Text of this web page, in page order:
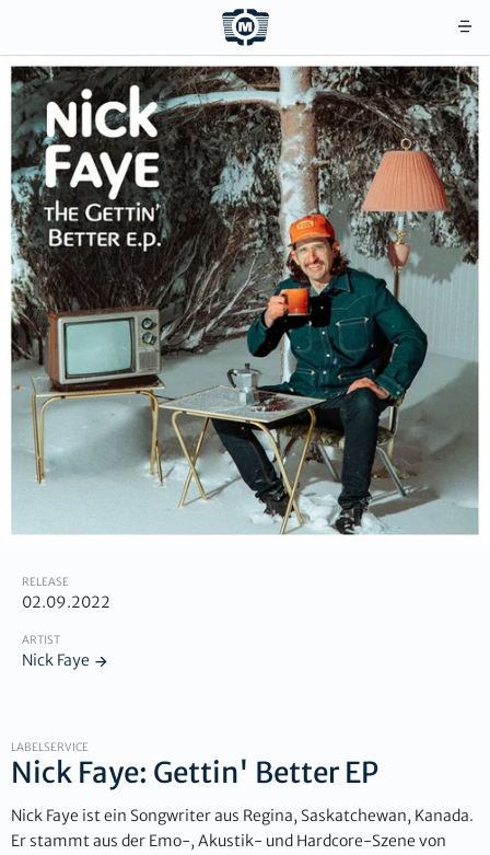
RELEASE
02.09.2022
ARTIST
Nick Faye
LABELSERVICE
Nick Faye: Gettin' Better EP
Nick Faye ist ein Songwriter aus Regina, Saskatchewan, Kanada.
Er stammt aus der Emo-, Akustik- und Hardcore-Szene von